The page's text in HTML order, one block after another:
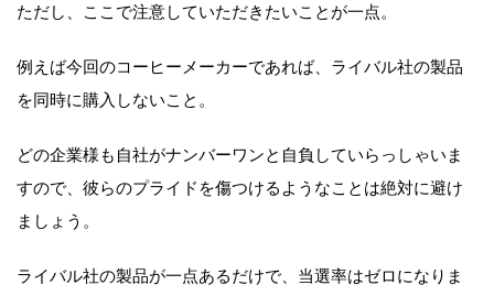
ただし、ここで注意していただきたいことが一点。
例えば今回のコーヒーメーカーであれば、ライバル社の製品
を同時に購入しないこと。
どの企業様も自社がナンバーワンと自負していらっしゃいま
すので、彼らのプライドを傷つけるようなことは絶対に避け
ましょう。
ライバル社の製品が一点あるだけで、当選率はゼロになりま